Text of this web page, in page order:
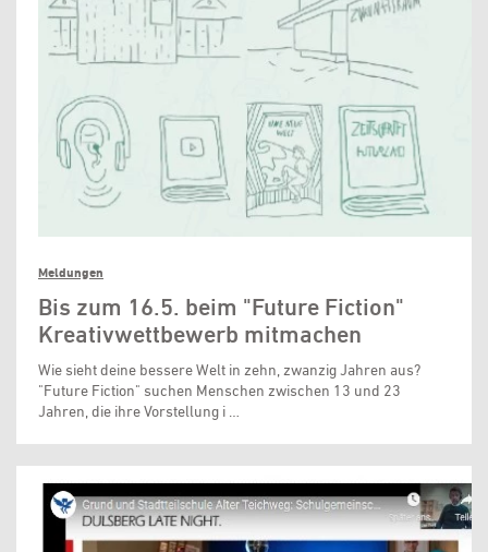
Meldungen
Bis zum 16.5. beim "Future Fiction"
Kreativwettbewerb mitmachen
Wie sieht deine bessere Welt in zehn, zwanzig Jahren aus?
"Future Fiction" suchen Menschen zwischen 13 und 23
Jahren, die ihre Vorstellung i …